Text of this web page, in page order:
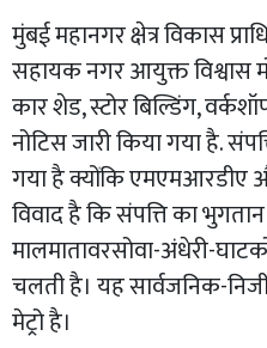
मुंबई महानगर क्षेत्र विकास
सहायक नगर आयुक्त विश्वास
कार शेड, स्टोर बिल्डिंग,
नोटिस जारी किया गया है.
गया है क्योंकि
विवाद है कि संपत्ति का
मालमातावरसोवा-अंधेरी-
चलती है। यह सार्वजनिक-
मेट्रो है।